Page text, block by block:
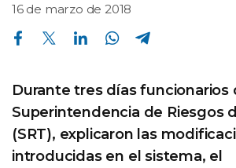
16 de marzo de 2018
Compartir en Facebook Compartir en Twitter Compartir en Linkedin Compartir en Whatsapp
Durante tres días funcionarios
Superintendencia de Riesgos
(SRT), explicaron las
introducidas en el sistema, el